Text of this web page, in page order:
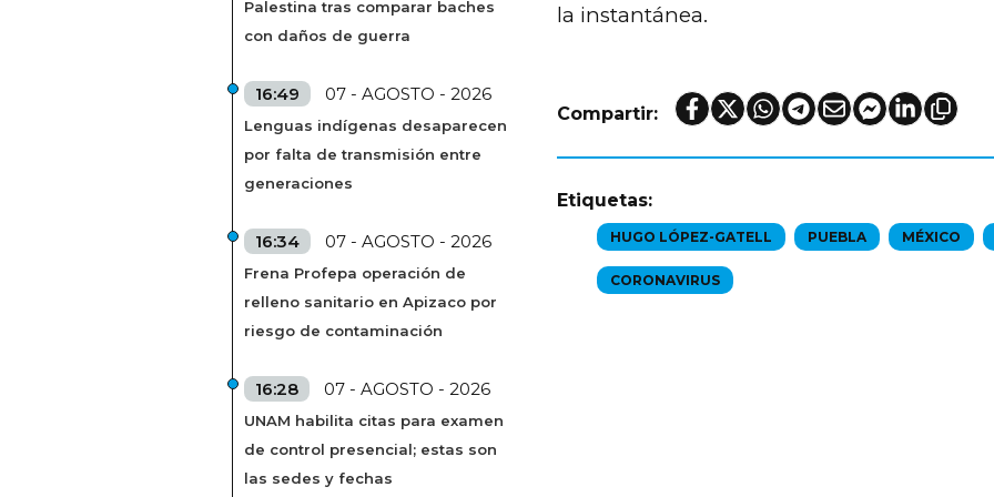
Palestina tras comparar baches
con daños de guerra
16:49 07 - AGOSTO - 2026
Lenguas indígenas desaparecen
por falta de transmisión entre
generaciones
16:34 07 - AGOSTO - 2026
Frena Profepa operación de
relleno sanitario en Apizaco por
riesgo de contaminación
16:28 07 - AGOSTO - 2026
UNAM habilita citas para examen
de control presencial; estas son
las sedes y fechas
la instantánea.
Compartir:
Etiquetas:
HUGO LÓPEZ-GATELL PUEBLA MÉXICO
CORONAVIRUS